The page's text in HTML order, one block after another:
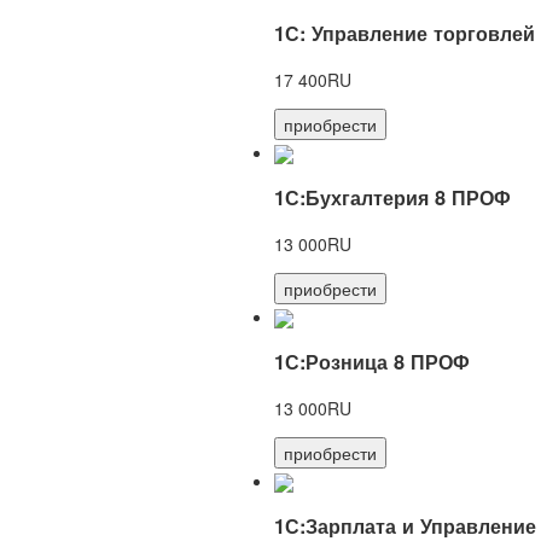
1С: Управление торговлей
17 400RU
приобрести
1С:Бухгалтерия 8 ПРОФ
13 000RU
приобрести
1С:Розница 8 ПРОФ
13 000RU
приобрести
1С:Зарплата и Управление